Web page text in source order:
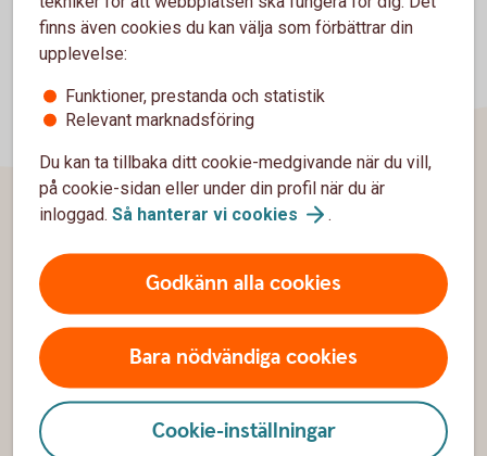
finns även cookies du kan välja som förbättrar din
upplevelse:
Funktioner, prestanda och statistik
Relevant marknadsföring
Du kan ta tillbaka ditt cookie-medgivande när du vill,
på cookie-sidan eller under din profil när du är
inloggad. Så hanterar vi cookies .
Godkänn alla cookies
Bara nödvändiga cookies
Cookie-inställningar
Sidfot
Hitta snabbt
Kundservice
Spärrhjälp
Hitta bankkontor
Bli kund